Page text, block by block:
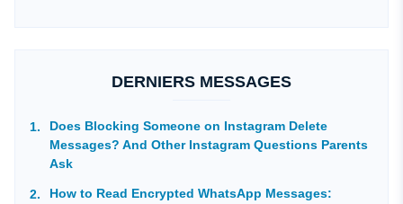
DERNIERS MESSAGES
Does Blocking Someone on Instagram Delete
Messages? And Other Instagram Questions Parents
Ask
How to Read Encrypted WhatsApp Messages: